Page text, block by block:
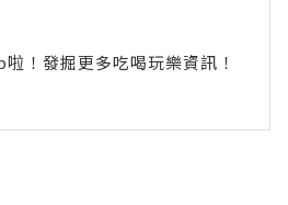
！發掘更多吃喝玩樂資訊！